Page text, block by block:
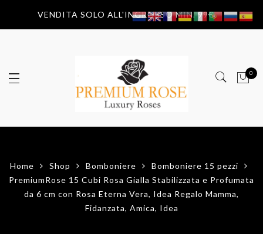
VENDITA SOLO ALL'INGROSSO MIN. 99€
0
Home Shop Bomboniere
Bomboniere 15 pezzi
PremiumRose 15 Cubi Rosa Gialla Stabilizzata e Profumata
da 6 cm con Rosa Eterna Vera, Idea Regalo Mamma,
Fidanzata, Amica, Idea